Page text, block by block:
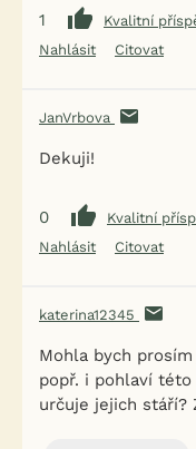
1
Kvalitní
Nahlásit
Citovat
JanVrbova
Dekuji!
0
Kvalitní
Nahlásit
Citovat
katerina12345
Mohla bych
popř. i pohlaví
určuje jejich stáří?